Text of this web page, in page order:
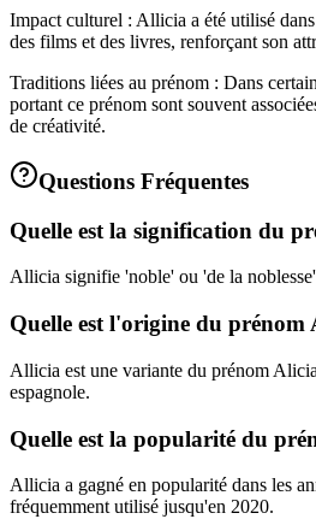
Impact culturel : Allicia a été utilisé
des films et des livres, renforçant son
Traditions liées au prénom : Dans
portant ce prénom sont souvent
de créativité.
Questions Fréquentes
Quelle est la signification du
Allicia signifie 'noble' ou 'de la
Quelle est l'origine du prénom
Allicia est une variante du prénom
espagnole.
Quelle est la popularité du
Allicia a gagné en popularité dans les
fréquemment utilisé jusqu'en 2020.